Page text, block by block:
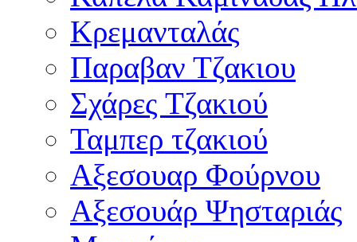
Κρεμανταλάς
Παραβαν Τζακιου
Σχάρες Tζακιού
Ταμπερ τζακιού
Αξεσουαρ Φούρνου
Αξεσουάρ Ψησταριάς